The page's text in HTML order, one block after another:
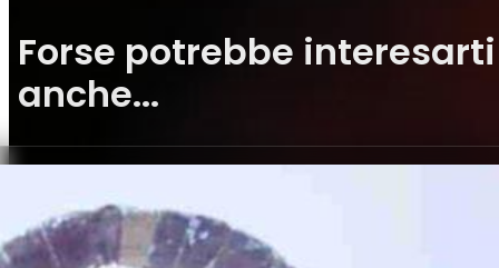
Forse potrebbe interesarti
anche...